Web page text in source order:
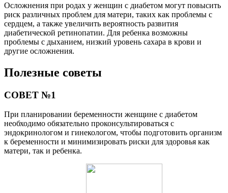
Осложнения при родах у женщин с диабетом могут повысить
риск различных проблем для матери, таких как проблемы с
сердцем, а также увеличить вероятность развития
диабетической ретинопатии. Для ребенка возможны
проблемы с дыханием, низкий уровень сахара в крови и
другие осложнения.
Полезные советы
СОВЕТ №1
При планировании беременности женщине с диабетом
необходимо обязательно проконсультироваться с
эндокринологом и гинекологом, чтобы подготовить организм
к беременности и минимизировать риски для здоровья как
матери, так и ребенка.